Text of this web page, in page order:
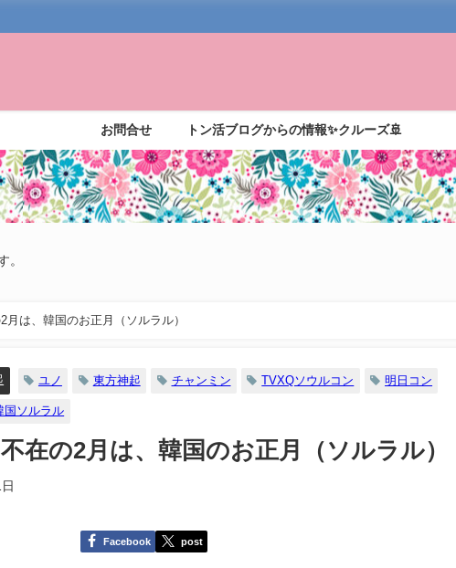
お問合せ トン活ブログからの情報✨クルーズ🚢
。
月は、韓国のお正月（ソルラル）
ユノ 東方神起 チャンミン TVXQソウルコン 明日コン
国ソルラル
在の2月は、韓国のお正月（ソルラル）
Facebook post